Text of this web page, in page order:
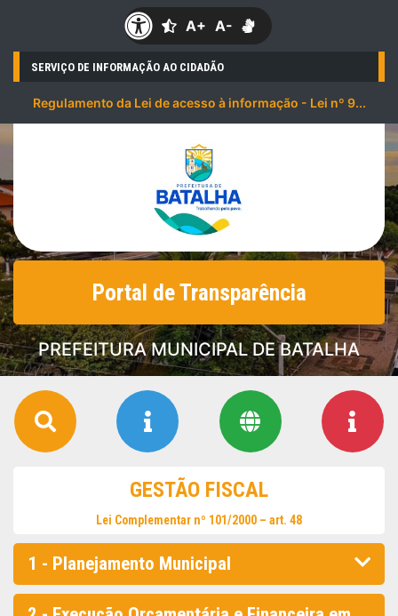
A+ A-
SERVIÇO DE INFORMAÇÃO AO CIDADÃO
Regulamento da Lei de acesso à informação - Lei nº 9...
Portal de Transparência
PREFEITURA MUNICIPAL DE BATALHA
GESTÃO FISCAL
Lei Complementar nº 101/2000 – art. 48
1 - Planejamento Municipal